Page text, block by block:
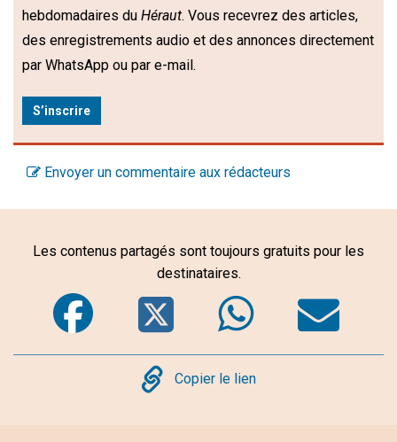
hebdomadaires du Héraut. Vous recevrez des articles,
des enregistrements audio et des annonces directement
par WhatsApp ou par e-mail.
S’inscrire
Envoyer un commentaire aux rédacteurs
Les contenus partagés sont toujours gratuits pour les
destinataires.
Facebook
Twitter
Copy
Copier le lien